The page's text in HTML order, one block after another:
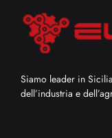
Siamo leader in
dell’industria e